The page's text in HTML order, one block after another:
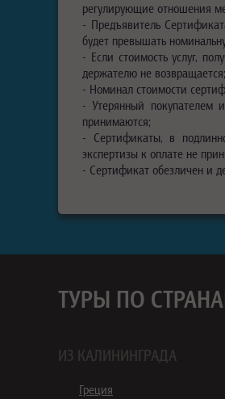
регулирующие отношения
- Предъявитель
будет превышать
- Если стоимость услуг,
держателю не возвращается;
- Номинал стоимости
- Утерянный покупателем
принимаются;
- Сертификаты, в
экспертизы к оплате не
- Сертификат обезличен и
ТУРЫ ПО
ИЗ КАЛИНИНГРАДА
Греция